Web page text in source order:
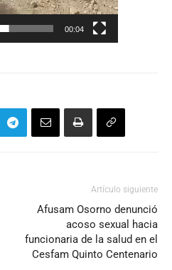
00:04
Artículo siguiente
Afusam Osorno denunció
acoso sexual hacia
funcionaria de la salud en el
Cesfam Quinto Centenario